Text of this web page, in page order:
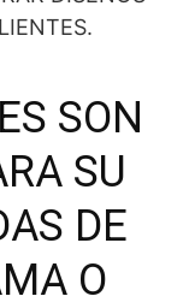
SON
SU
DE
O